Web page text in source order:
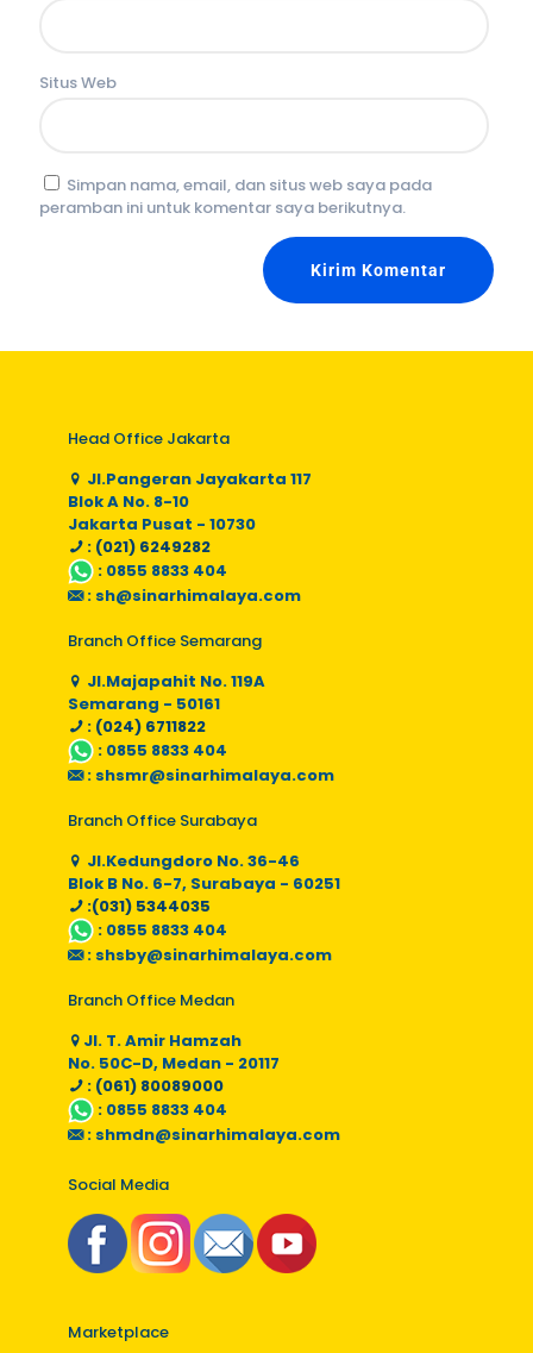
Situs Web
Simpan nama, email, dan situs web saya pada
peramban ini untuk komentar saya berikutnya.
Head Office Jakarta
Jl.Pangeran Jayakarta 117
Blok A No. 8-10
Jakarta Pusat - 10730
: (021) 6249282
: 0855 8833 404
: sh@sinarhimalaya.com
Branch Office Semarang
Jl.Majapahit No. 119A
Semarang - 50161
: (024) 6711822
: 0855 8833 404
: shsmr@sinarhimalaya.com
Branch Office Surabaya
Jl.Kedungdoro No. 36-46
Blok B No. 6-7, Surabaya - 60251
:(031) 5344035
: 0855 8833 404
: shsby@sinarhimalaya.com
Branch Office Medan
Jl. T. Amir Hamzah
No. 50C-D, Medan - 20117
: (061) 80089000
: 0855 8833 404
: shmdn@sinarhimalaya.com
Social Media
Marketplace